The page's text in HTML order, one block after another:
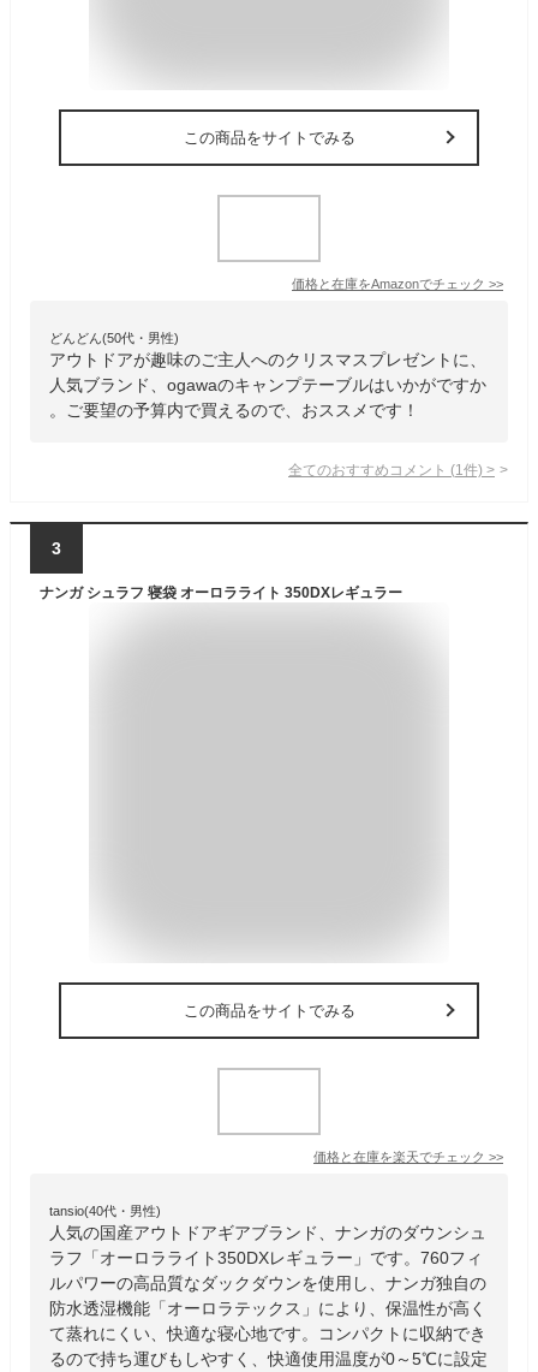
この商品をサイトでみる
価格と在庫をAmazonでチェック >>
どんどん(50代・男性)
アウトドアが趣味のご主人へのクリスマスプレゼントに、
人気ブランド、ogawaのキャンプテーブルはいかがですか
。ご要望の予算内で買えるので、おススメです！
全てのおすすめコメント (1 件) >
3
ナンガ シュラフ 寝袋 オーロラライト 350DXレギュラー
この商品をサイトでみる
価格と在庫を楽天でチェック >>
tansio(40代・男性)
人気の国産アウトドアギアブランド、ナンガのダウンシュ
ラフ「オーロラライト350DXレギュラー」です。760フィ
ルパワーの高品質なダックダウンを使用し、ナンガ独自の
防水透湿機能「オーロラテックス」により、保温性が高く
て蒸れにくい、快適な寝心地です。コンパクトに収納でき
るので持ち運びもしやすく、快適使用温度が0～5℃に設定